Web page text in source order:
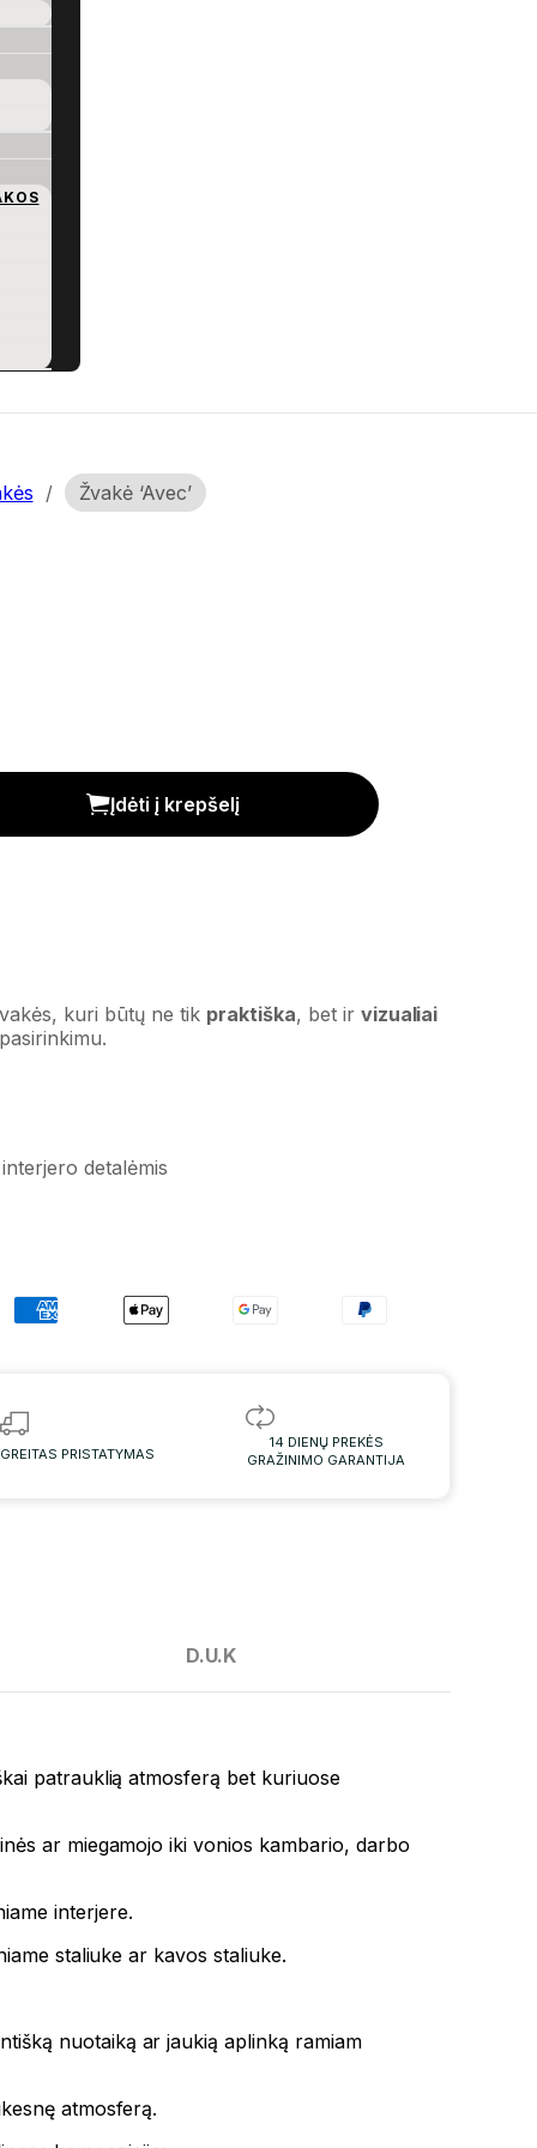
/ Žvakė ‘Avec’
Įdėti į krepšelį
kuri būtų ne tik praktiška, bet ir vizualiai
detalėmis
GREITAS PRISTATYMAS
14 DIENŲ PREKĖS
GRAŽINIMO GARANTIJA
D.U.K
patrauklią atmosferą bet kuriuose
ar miegamojo iki vonios kambario, darbo
interjere.
staliuke ar kavos staliuke.
nuotaiką ar jaukią aplinką ramiam
atmosferą.